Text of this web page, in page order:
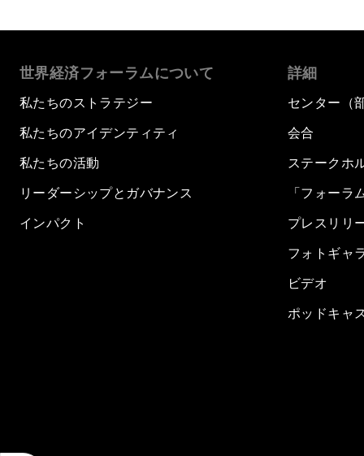
世界経済フォーラムについて
私たちのストラテジー
私たちのアイデンティティ
私たちの活動
リーダーシップとガバナンス
インパクト
詳細
センター（
会合
ステークホ
「フォーラ
プレスリリ
フォトギャ
ビデオ
ポッドキャ